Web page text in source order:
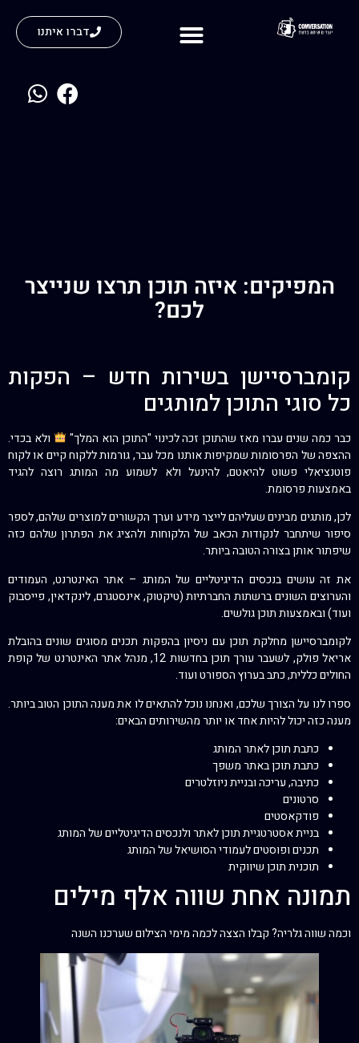
דברו איתנו
המפיקים: איזה תוכן תרצו שנייצר
לכם?
קומברסיישן בשירות חדש – הפקות
כל סוגי התוכן למותגים
כבר כמה שנים עברו מאז שהתוכן זכה לכינוי "התוכן הוא המלך"
ולא בכדי.
ההצפה של הפרסומות שמקיפות אותנו מכל עבר, גורמות ללקוח קיים או לקוח
פוטנציאלי פשוט להיאטם, להינעל ולא לשמוע מה המותג רוצה להגיד
באמצעות פרסומת.
לכן, מותגים מבינים שעליהם לייצר מידע וערך הקשורים למוצרים שלהם, לספר
סיפור שיתחבר לנקודות הכאב של הלקוחות ולהציג את הפתרון שלהם כזה
שיפתור אותן בצורה הטובה ביותר.
את זה עושים בנכסים הדיגיטליים של המותג – אתר האינטרנט, העמודים
והערוצים השונים ברשתות החברתיות (טיקטוק, אינסטגרם, לינקדאין, פייסבוק
ועוד) ובאמצעות תוכן גולשים.
לקומברסיישן מחלקת תוכן עם ניסיון בהפקות תכנים מסוגים שונים בהובלת
אריאל פולק, לשעבר עורך תוכן בחדשות 12, מנהל אתר האינטרנט של קופת
החולים כללית, כתב בערוץ הספורט ועוד.
ספרו לנו על הצורך שלכם, ואנחנו נוכל להתאים לו את מענה התוכן הטוב ביותר.
מענה כזה יכול להיות אחד או יותר מהשירותים הבאים:
כתבת תוכן לאתר המותג
כתבת תוכן באתר משפך
כתיבה, עריכה ובניית ניוזלטרים
סרטונים
פודקאסטים
בניית אסטרטגיית תוכן לאתר ולנכסים הדיגיטליים של המותג
תכנים ופוסטים לעמודי הסושיאל של המותג
תוכנית תוכן שיווקית
תמונה אחת שווה אלף מילים
וכמה שווה גלריה? קבלו הצצה לכמה מימי הצילום שערכנו השנה